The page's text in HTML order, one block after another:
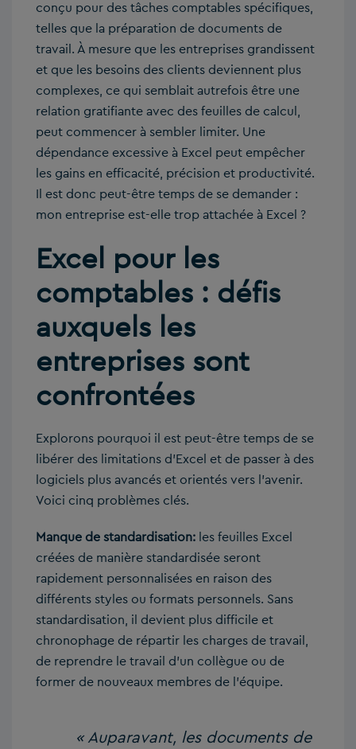
conçu pour des tâches comptables spécifiques,
telles que la préparation de documents de
travail. À mesure que les entreprises grandissent
et que les besoins des clients deviennent plus
complexes, ce qui semblait autrefois être une
relation gratifiante avec des feuilles de calcul,
peut commencer à sembler limiter. Une
dépendance excessive à Excel peut empêcher
les gains en efficacité, précision et productivité.
Il est donc peut-être temps de se demander :
mon entreprise est-elle trop attachée à Excel ?
Excel pour les
comptables : défis
auxquels les
entreprises sont
confrontées
Explorons pourquoi il est peut-être temps de se
libérer des limitations d’Excel et de passer à des
logiciels plus avancés et orientés vers l’avenir.
Voici cinq problèmes clés.
Manque de standardisation: les feuilles Excel
créées de manière standardisée seront
rapidement personnalisées en raison des
différents styles ou formats personnels. Sans
standardisation, il devient plus difficile et
chronophage de répartir les charges de travail,
de reprendre le travail d’un collègue ou de
former de nouveaux membres de l’équipe.
« Auparavant, les documents de